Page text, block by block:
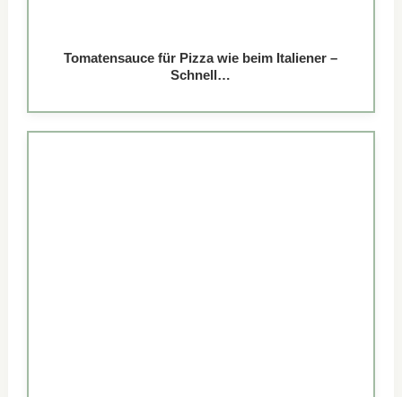
Tomatensauce für Pizza wie beim Italiener –
Schnell…